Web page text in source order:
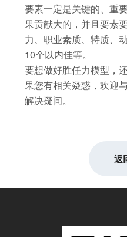
要素一定是关键的、重
果贡献大的，并且要素
力、职业素质、特质、
10个以内佳等。
要想做好胜任力模型，
果您有相关疑惑，欢迎
解决疑问。
返